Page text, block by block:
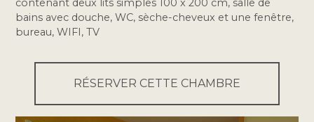
bains avec douche, WC, sèche-cheveux et une fenêtre,
bureau, WIFI, TV
RÉSERVER CETTE CHAMBRE